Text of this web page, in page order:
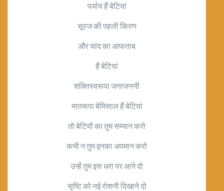
पर्याय हैं बेटियां
सूरज की पहली किरण
और चांद का आफताब
हैं बेटियां
शक्तिस्वरूपा जगत्जननी
मातरूपा बेमिसाल हैं बेटियां
तो बेटियों का तुम सम्मान करो
कभी न तुम इनका अपमान करो
उन्हें तुम इस धरा पर आने दो
सृष्टि को नई रोशनी दिखाने दो